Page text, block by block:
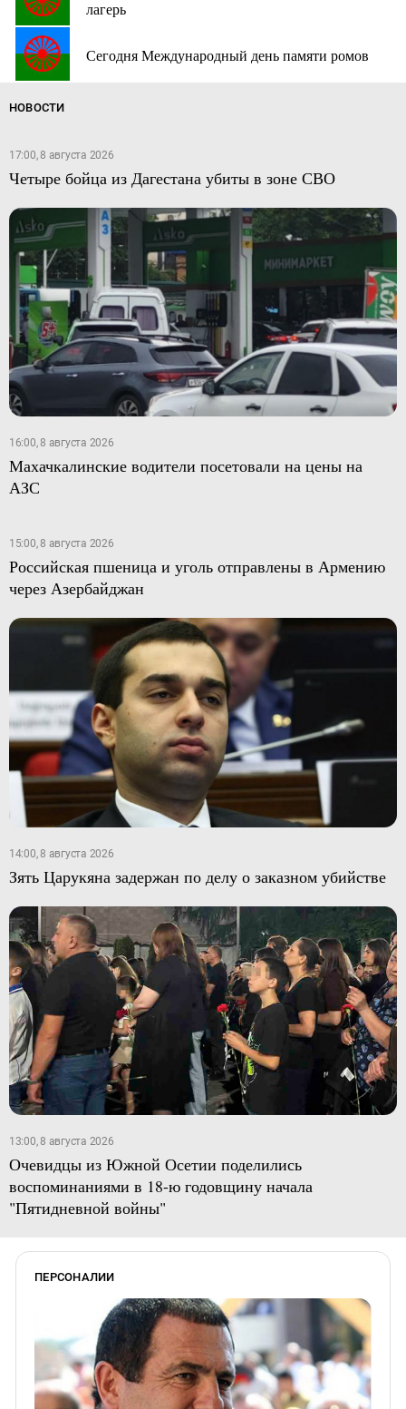
лагерь
Сегодня Международный день памяти ромов
НОВОСТИ
17:00, 8 августа 2026
Четыре бойца из Дагестана убиты в зоне СВО
16:00, 8 августа 2026
Махачкалинские водители посетовали на цены на
АЗС
15:00, 8 августа 2026
Российская пшеница и уголь отправлены в Армению
через Азербайджан
14:00, 8 августа 2026
Зять Царукяна задержан по делу о заказном убийстве
13:00, 8 августа 2026
Очевидцы из Южной Осетии поделились
воспоминаниями в 18-ю годовщину начала
"Пятидневной войны"
ПЕРСОНАЛИИ